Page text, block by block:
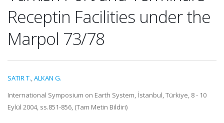
Receptin Facilities under the
Marpol 73/78
SATIR T.,ALKAN G.
International Symposium on Earth System, İstanbul, Türkiye, 8 - 10
Eylül 2004, ss.851-856, (Tam Metin Bildiri)